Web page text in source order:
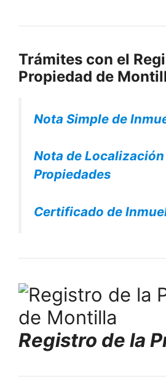
Trámites con el
Propiedad de
Nota Simple de
Nota de
Propiedades
Certificado de
Registro de la